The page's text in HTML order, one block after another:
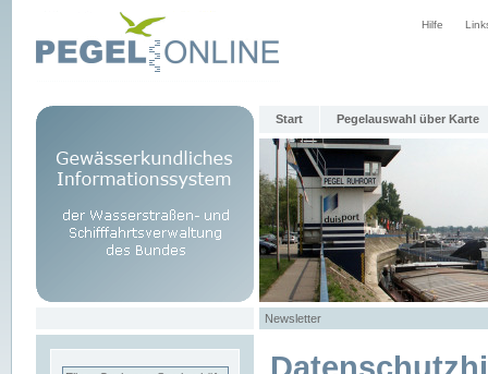
Hilfe
Start Pegelauswahl über Karte
Newsletter